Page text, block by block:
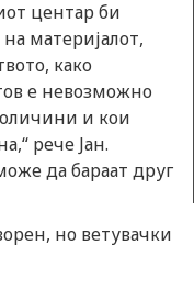
центар би
материјалот,
како
е невозможно
и кои
рече Јан.
да бараат друг
но ветувачки